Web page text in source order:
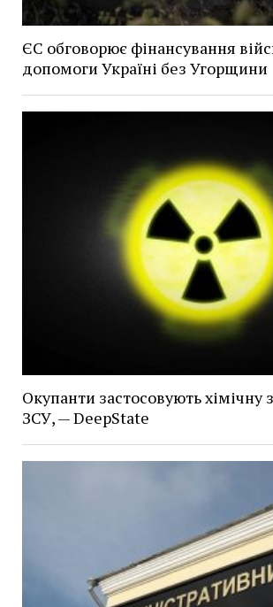
ЄС обговорює фінансування
допомоги Україні без Угорщини
Окупанти застосовують хімічну
ЗСУ, — DeepState